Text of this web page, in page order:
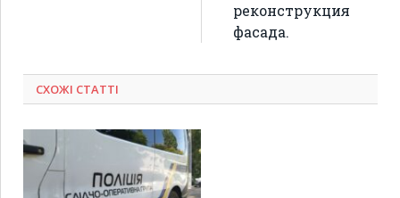
реконструкция
фасада.
СХОЖІ СТАТТІ